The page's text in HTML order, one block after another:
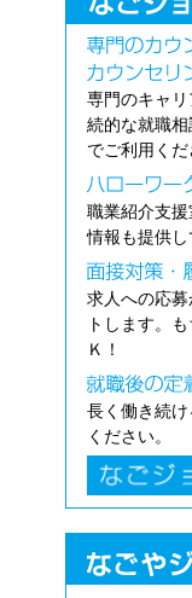
専門のキャ
続的な就職
でご利用くだ
職業紹介支
情報も提供し
求人への応
トします。
Ｋ！
長く働き続
ください。